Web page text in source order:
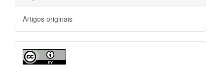
Artigos originais